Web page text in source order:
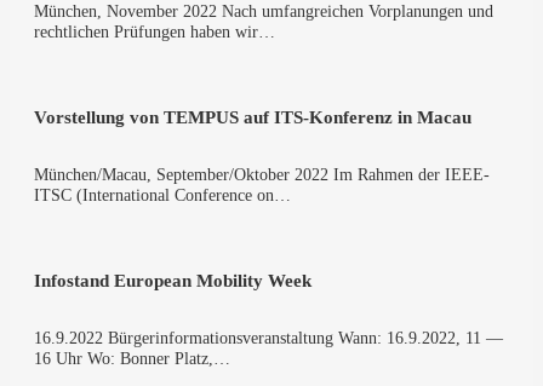
Mün­chen, Novem­ber 2022 Nach umfang­rei­chen Vor­pla­nun­gen und
recht­li­chen Prü­fun­gen haben wir…
Vor­stel­lung von TEMPUS auf ITS-Konferenz in Macau
München/Macau, September/Oktober 2022 Im Rah­men der IEEE-
ITSC (Inter­na­tio­nal Con­fe­rence on…
Info­stand Euro­pean Mobi­li­ty Week
16.9.2022 Bür­ger­infor­ma­ti­ons­ver­an­stal­tung Wann: 16.9.2022, 11 —
16 Uhr Wo: Bon­ner Platz,…